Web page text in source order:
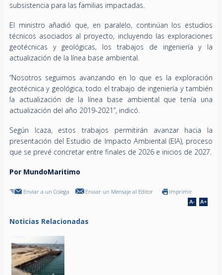
subsistencia para las familias impactadas.
El ministro añadió que, en paralelo, continúan los estudios
técnicos asociados al proyecto, incluyendo las exploraciones
geotécnicas y geológicas, los trabajos de ingeniería y la
actualización de la línea base ambiental.
“Nosotros seguimos avanzando en lo que es la exploración
geotécnica y geológica, todo el trabajo de ingeniería y también
la actualización de la línea base ambiental que tenía una
actualización del año 2019-2021”, indicó.
Según Icaza, estos trabajos permitirán avanzar hacia la
presentación del Estudio de Impacto Ambiental (EIA), proceso
que se prevé concretar entre finales de 2026 e inicios de 2027.
Por MundoMaritimo
Enviar a un Colega Enviar un Mensaje al Editor Imprimir
Noticias Relacionadas